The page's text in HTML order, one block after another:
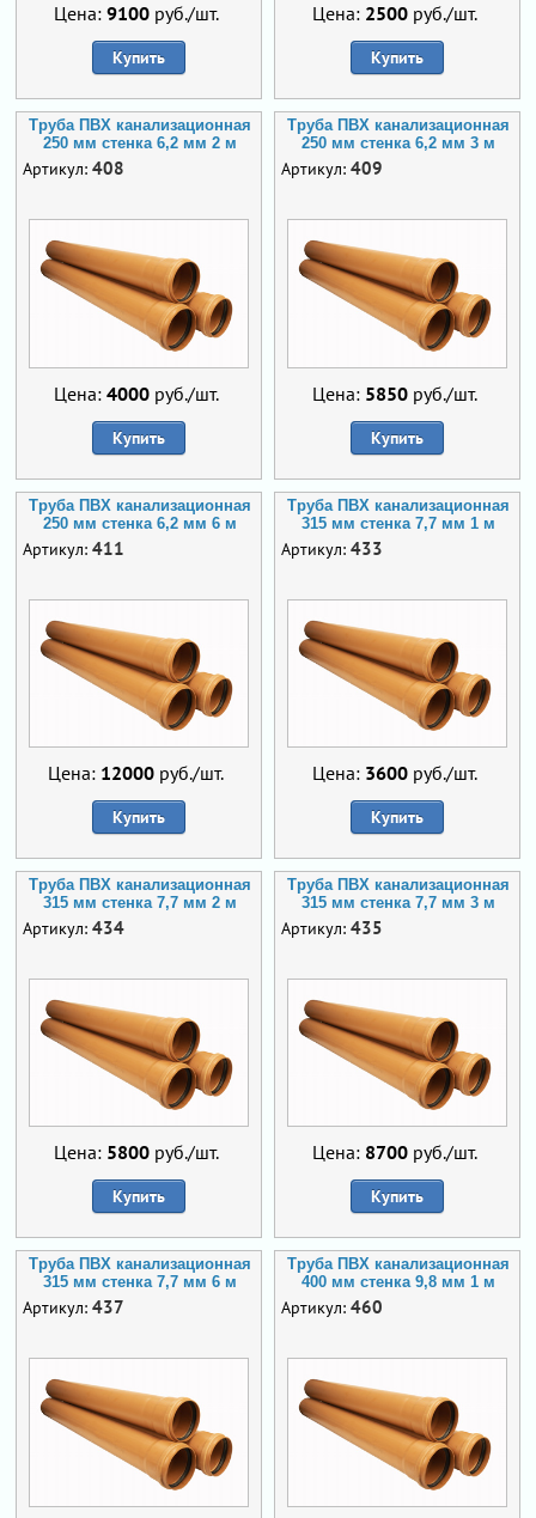
Цена: 9100руб./шт.
Купить
Цена: 2500руб./шт.
Купить
Труба ПВХ канализационная
250 мм стенка 6,2 мм 2 м
Артикул: 408
Цена: 4000руб./шт.
Купить
Труба ПВХ канализационная
250 мм стенка 6,2 мм 3 м
Артикул: 409
Цена: 5850руб./шт.
Купить
Труба ПВХ канализационная
250 мм стенка 6,2 мм 6 м
Артикул: 411
Цена: 12000 руб./шт.
Купить
Труба ПВХ канализационная
315 мм стенка 7,7 мм 1 м
Артикул: 433
Цена: 3600руб./шт.
Купить
Труба ПВХ канализационная
315 мм стенка 7,7 мм 2 м
Артикул: 434
Цена: 5800руб./шт.
Купить
Труба ПВХ канализационная
315 мм стенка 7,7 мм 3 м
Артикул: 435
Цена: 8700руб./шт.
Купить
Труба ПВХ канализационная
315 мм стенка 7,7 мм 6 м
Артикул: 437
Труба ПВХ канализационная
400 мм стенка 9,8 мм 1 м
Артикул: 460